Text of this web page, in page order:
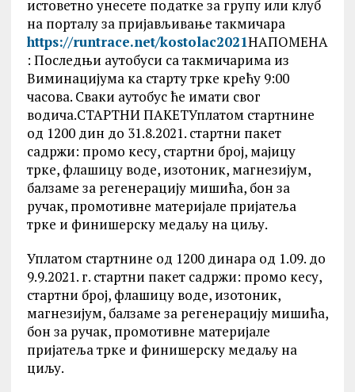
истоветно унесете податке за групу или клуб
на порталу за пријављивање такмичара
https://runtrace.net/kostolac2021НАПОМЕНА
: Последњи аутобуси са такмичарима из
Виминацијума ка старту трке крећу 9:00
часова. Сваки аутобус ће имати свог
водича.СТАРТНИ ПАКЕТУплатом стартнине
од 1200 дин до 31.8.2021. стартни пакет
садржи: промо кесу, стартни број, мајицу
трке, флашицу воде, изотоник, магнезијум,
балзаме за регенерацију мишића, бон за
ручак, промотивне материјале пријатеља
трке и финишерску медаљу на циљу.
Уплатом стартнине од 1200 динара од 1.09. до
9.9.2021. г. стартни пакет садржи: промо кесу,
стартни број, флашицу воде, изотоник,
магнезијум, балзаме за регенерацију мишића,
бон за ручак, промотивне материјале
пријатеља трке и финишерску медаљу на
циљу.